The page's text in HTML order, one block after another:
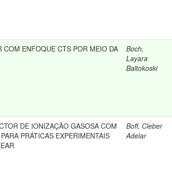
COM ENFOQUE CTS POR MEIO DA
Boch,
Layara
Baltokoski
DE IONIZAÇÃO GASOSA COM
PRÁTICAS EXPERIMENTAIS
Boff, Cleber
Adelar